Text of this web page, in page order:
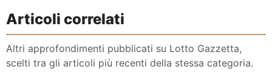
Articoli correlati
Altri approfondimenti pubblicati su Lotto Gazzetta,
scelti tra gli articoli più recenti della stessa categoria.